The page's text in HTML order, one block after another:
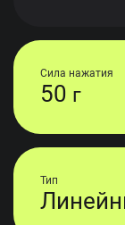
Сила нажатия
50 г
Тип